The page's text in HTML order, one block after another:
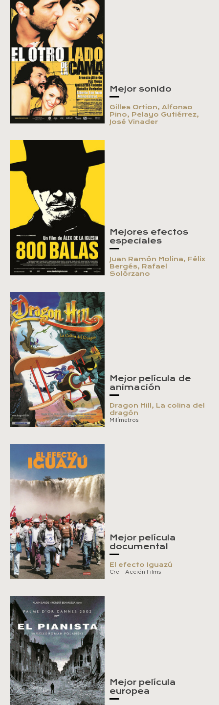
Mejor sonido
Gilles Ortion, Alfonso
Pino, Pelayo Gutiérrez,
José Vinader
Mejores efectos
especiales
Juan Ramón Molina, Félix
Bergés, Rafael
Solórzano
Mejor película de
animación
Dragon Hill, La colina del
dragón
Milímetros
Mejor película
documental
El efecto Iguazú
Cre – Acción Films
Mejor película
europea